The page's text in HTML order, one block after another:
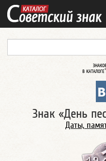
В КАТАЛОГЕ*
Знак «День
Даты,